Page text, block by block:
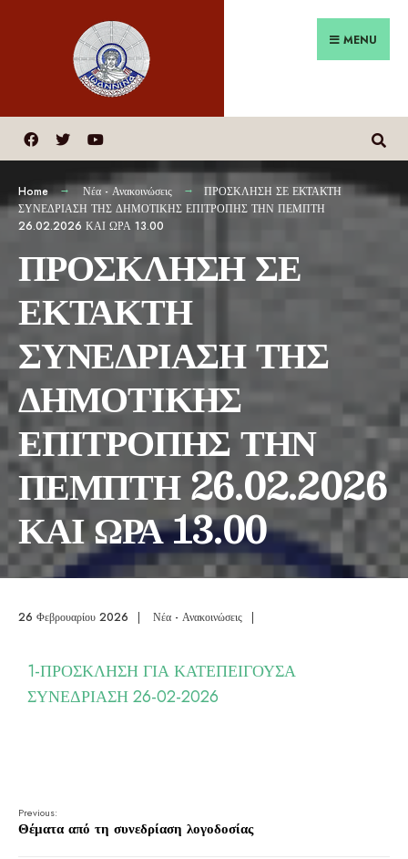
MENU
Home Νέα - Ανακοινώσεις
ΠΡΟΣΚΛΗΣΗ ΣΕ ΕΚΤΑΚΤΗ
ΣΥΝΕΔΡΙΑΣΗ ΤΗΣ ΔΗΜΟΤΙΚΗΣ ΕΠΙΤΡΟΠΗΣ ΤΗΝ ΠΕΜΠΤΗ
26.02.2026 ΚΑΙ ΩΡΑ 13.00
ΠΡΟΣΚΛΗΣΗ ΣΕ
ΕΚΤΑΚΤΗ
ΣΥΝΕΔΡΙΑΣΗ ΤΗΣ
ΔΗΜΟΤΙΚΗΣ
ΕΠΙΤΡΟΠΗΣ ΤΗΝ
ΠΕΜΠΤΗ 26.02.2026
ΚΑΙ ΩΡΑ 13.00
26 Φεβρουαρίου 2026 | Νέα - Ανακοινώσεις |
1-ΠΡΟΣΚΛΗΣΗ ΓΙΑ ΚΑΤΕΠΕΙΓΟΥΣΑ
ΣΥΝΕΔΡΙΑΣΗ 26-02-2026
Previous:
Θέματα από τη συνεδρίαση λογοδοσίας